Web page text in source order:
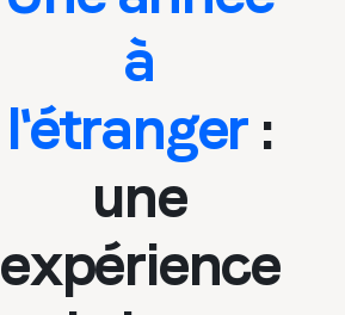
à
l'étranger:
une
expérience